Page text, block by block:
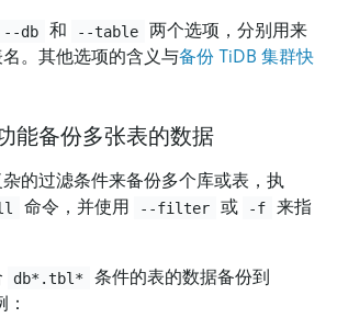
--db 和 --table
两个选项，分别用来
。其他选项的含义与备份 TiDB 集群快
能备份多张表的数据
的过滤条件来备份多个库或表，执
命令，并使用 --filter 或 -f
来指
db*.tbl*
条件的表的数据备份到